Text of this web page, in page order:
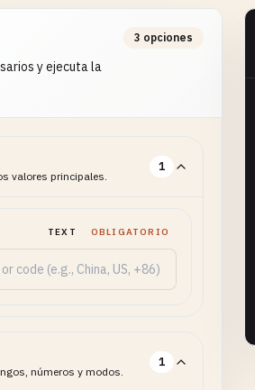
y ejecuta la
3 opciones
valores principales.
1
TEXT OBLIGATORIO
números y modos.
1